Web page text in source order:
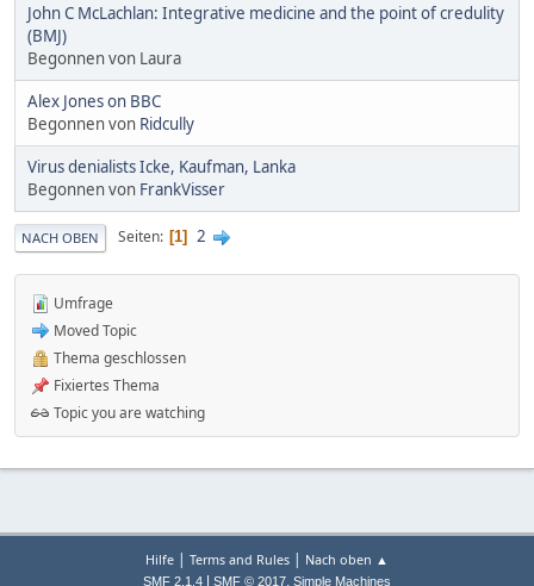
John C McLachlan: Integrative medicine and the point of credulity
(BMJ)
Begonnen von Laura
Alex Jones on BBC
Begonnen von Ridcully
Virus denialists Icke, Kaufman, Lanka
Begonnen von FrankVisser
NACH OBEN Seiten 1 2
Umfrage
Moved Topic
Thema geschlossen
Fixiertes Thema
Topic you are watching
Hilfe | Terms and Rules | Nach oben ▲
SMF 2.1.4 SMF © 2017, Simple Machines